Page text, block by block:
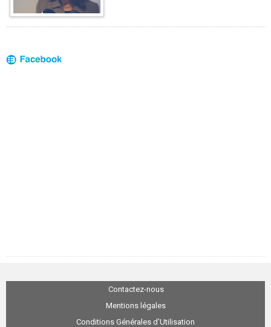
Contactez-nous
Mentions légales
Conditions Générales d'Utilisation